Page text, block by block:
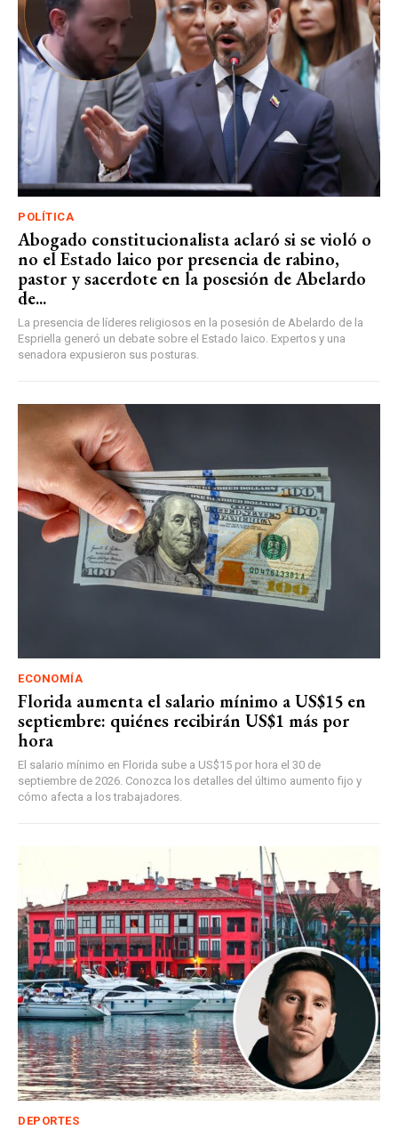
POLÍTICA
Abogado constitucionalista aclaró si se violó o
no el Estado laico por presencia de rabino,
pastor y sacerdote en la posesión de Abelardo
de...
La presencia de líderes religiosos en la posesión de Abelardo de la
Espriella generó un debate sobre el Estado laico. Expertos y una
senadora expusieron sus posturas.
ECONOMÍA
Florida aumenta el salario mínimo a US$15 en
septiembre: quiénes recibirán US$1 más por
hora
El salario mínimo en Florida sube a US$15 por hora el 30 de
septiembre de 2026. Conozca los detalles del último aumento fijo y
cómo afecta a los trabajadores.
DEPORTES